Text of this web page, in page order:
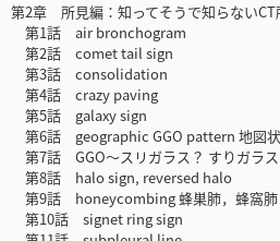
第2章 所見編：知ってそうで知らないCT
第1話 air bronchogram
第2話 comet tail sign
第3話 consolidation
第4話 crazy paving
第5話 galaxy sign
第6話 geographic GGO pattern 地図状
第7話 GGO〜スリガラス？ すりガラ
第8話 halo sign, reversed halo
第9話 honeycombing 蜂巣肺，蜂窩肺
第10話 signet ring sign